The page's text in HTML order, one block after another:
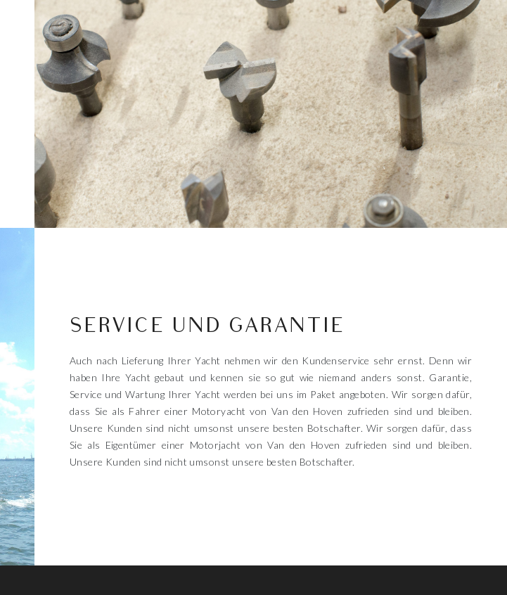
SERVICE UND GARANTIE
Auch nach Lieferung Ihrer Yacht nehmen wir den Kundenservice sehr ernst. Denn wir
haben Ihre Yacht gebaut und kennen sie so gut wie niemand anders sonst. Garantie,
Service und Wartung Ihrer Yacht werden bei uns im Paket angeboten. Wir sorgen dafür,
dass Sie als Fahrer einer Motoryacht von Van den Hoven zufrieden sind und bleiben.
Unsere Kunden sind nicht umsonst unsere besten Botschafter. Wir sorgen dafür, dass
Sie als Eigentümer einer Motorjacht von Van den Hoven zufrieden sind und bleiben.
Unsere Kunden sind nicht umsonst unsere besten Botschafter.